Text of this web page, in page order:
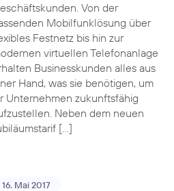
Von der
Mobilfunklösung über
Festnetz bis hin zur
virtuellen Telefonanlage
Businesskunden alles aus
Hand, was sie benötigen, um
Unternehmen zukunftsfähig
Neben dem neuen
[…]
16. Mai 2017